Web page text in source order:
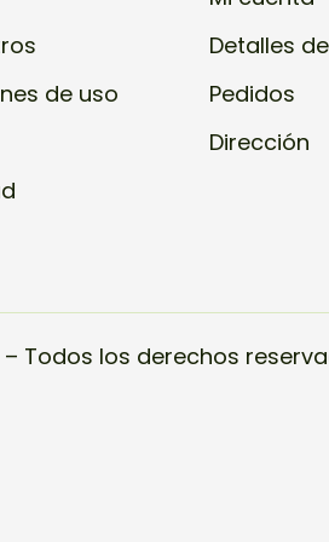
de uso
Detalles
Pedidos
Dirección
Todos los derechos